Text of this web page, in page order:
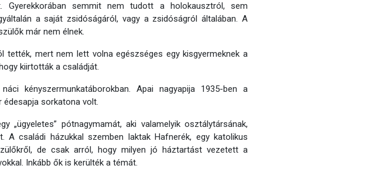
Gyerekkorában semmit nem tudott a holokausztról, sem
a saját zsidóságáról, vagy a zsidóságról általában. A
már nem élnek.
tették, mert nem lett volna egészséges egy kisgyermeknek a
kiirtották a családját.
kényszermunkatáborokban. Apai nagyapija 1935-ben a
édesapja sorkatona volt.
„ügyeletes” pótnagymamát, aki valamelyik osztálytársának,
A családi házukkal szemben laktak Hafnerék, egy katolikus
de csak arról, hogy milyen jó háztartást vezetett a
Inkább ők is kerülték a témát.